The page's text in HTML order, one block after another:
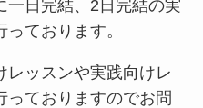
一日完結、2日完結の実
ております。
レッスンや実践向けレ
っておりますのでお問